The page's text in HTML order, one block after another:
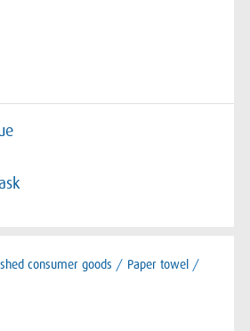
consumer goods / Paper towel /